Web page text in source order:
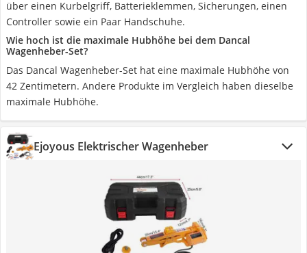
über einen Kurbelgriff, Batterieklemmen, Sicherungen, einen
Controller sowie ein Paar Handschuhe.
Wie hoch ist die maximale Hubhöhe bei dem Dancal
Wagenheber-Set?
Das Dancal Wagenheber-Set hat eine maximale Hubhöhe von
42 Zentimetern. Andere Produkte im Vergleich haben dieselbe
maximale Hubhöhe.
Ejoyous Elektrischer Wagenheber